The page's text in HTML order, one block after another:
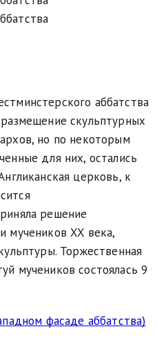
аббатства
скульптурных
но по некоторым
для них, остались
церковь, к
решение
мучеников XX века,
Торжественная
мучеников состоялась 9